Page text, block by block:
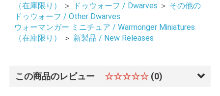
（在庫限り）
＞ ドゥウォーフ / Dwarves ＞ その他の
ドゥウォーフ / Other Dwarves
ウォーマンガー ミニチュア / Warmonger Miniatures
（在庫限り）
＞ 新製品 / New Releases
この商品のレビュー ☆☆☆☆☆ (0)